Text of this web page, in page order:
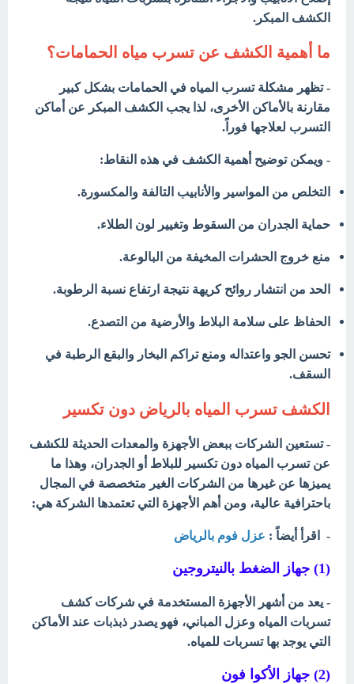
الكشف المبكر.
ما أهمية الكشف عن تسرب مياه الحمامات؟
- تظهر مشكلة تسرب المياه في الحمامات بشكل كبير
مقارنة بالأماكن الأخرى، لذا يجب الكشف المبكر عن أماكن
التسرب لعلاجها فوراً.
- ويمكن توضيح أهمية الكشف في هذه النقاط:
التخلص من المواسير والأنابيب التالفة والمكسورة.
حماية الجدران من السقوط وتغيير لون الطلاء.
منع خروج الحشرات المخيفة من البالوعة.
الحد من انتشار روائح كريهة نتيجة ارتفاع نسبة الرطوبة.
الحفاظ على سلامة البلاط والأرضية من التصدع.
تحسن الجو واعتداله ومنع تراكم البخار والبقع الرطبة في
السقف.
الكشف تسرب المياه بالرياض دون تكسير
- تستعين الشركات ببعض الأجهزة والمعدات الحديثة للكشف
عن تسرب المياه دون تكسير للبلاط أو الجدران، وهذا ما
يميزها عن غيرها من الشركات الغير متخصصة في المجال
باحترافية عالية، ومن أهم الأجهزة التي تعتمدها الشركة هي:
- اقرأ أيضاً : عزل فوم بالرياض
(1) جهاز الضغط بالنيتروجين
- يعد من أشهر الأجهزة المستخدمة في شركات كشف
تسربات المياه وعزل المباني، فهو يصدر ذبذبات عند الأماكن
التي يوجد بها تسربات للمياه.
(2) جهاز الأكوا فون